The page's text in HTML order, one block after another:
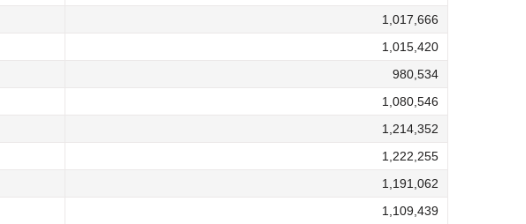
1,017,666
1,015,420
980,534
1,080,546
1,214,352
1,222,255
1,191,062
1,109,439